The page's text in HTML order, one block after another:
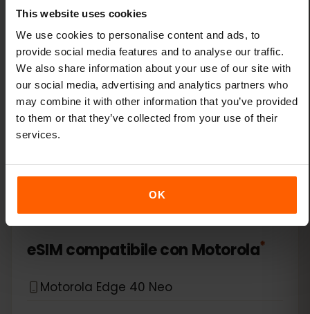
This website uses cookies
We use cookies to personalise content and ads, to
provide social media features and to analyse our traffic.
We also share information about your use of our site with
our social media, advertising and analytics partners who
may combine it with other information that you’ve provided
to them or that they’ve collected from your use of their
services.
OK
Xiaomi 14T
Xiaomi 14T Pro
Xiaomi 15
Xiaomi Redmi Note 11 Pro 5G
Xiaomi Redmi Note 13 Pro
Xiaomi Redmi Note 13 Pro Plus
eSIM compatibile con Motorola*
Motorola Edge 40 Neo